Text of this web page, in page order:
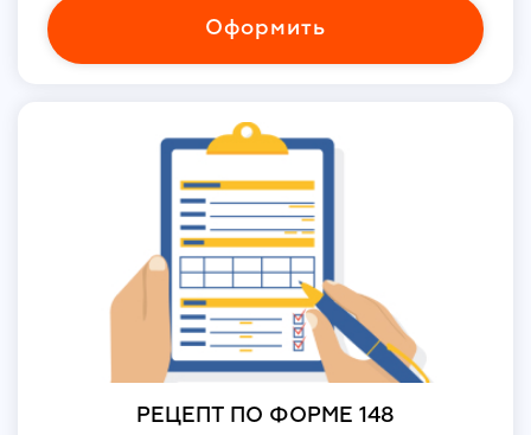
Оформить
РЕЦЕПТ ПО ФОРМЕ 148